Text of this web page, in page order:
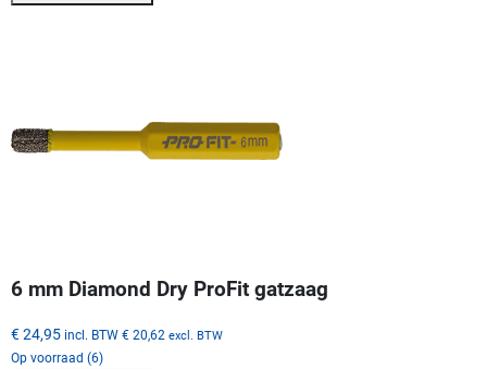
6 mm Diamond Dry ProFit gatzaag
€ 24,95 incl. BTW € 20,62 excl. BTW
Op voorraad (6)